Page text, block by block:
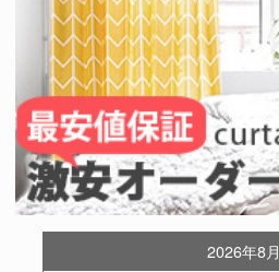
2026年8月